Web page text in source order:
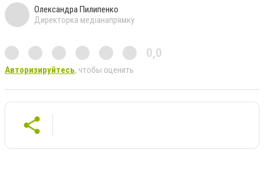
Олександра Пилипенко
Директорка медіанапрямку
0,0
Авторизируйтесь, чтобы оценить